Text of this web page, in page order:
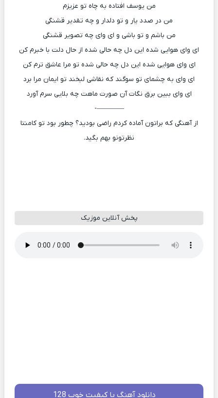
من یوسف افتاده به چاه تو عزیزم
من در صدد یار و تو دلدار و چه تقدیر قشنگی
من باشم و تو باشی و ای وای چه تصویر قشنگی
ای وای هوایی شده این دل چه حالی شده از حال دلت با خبرم کن
ای وای هوایی شده این دل چه حالی شده تو مرا عاشق ترم کن
ای وای به چشمای تو سوگند که نقاشی لبخند تو ایمان مرا برد
ای وای ببین برق نگات آن صورت ماهت چه بلایی سرم آورد
————-
از آهنگی که براتون آماده کردم راضی بودید؟ چطور بود تو کامنتا
نظرتونو بهم بگید.
پخش آنلاین موزیک
دانلود آهنگ با کیفیت خوب 128